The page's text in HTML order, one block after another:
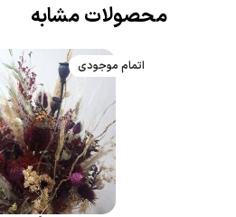
محصولات مشابه
اتمام موجودی